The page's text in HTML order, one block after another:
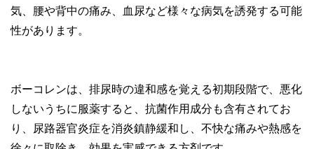
気、腰や背中の痛み、血尿など様々な病気を誘発する可能
性があります。
ボーコレンは、排尿時の違和感を覚える初期段階で、悪化
しないうちに服薬すると、抗菌作用成分も含有されてお
り、尿路器官炎症を消炎鎮静緩和し、不快な痛みや熱感を